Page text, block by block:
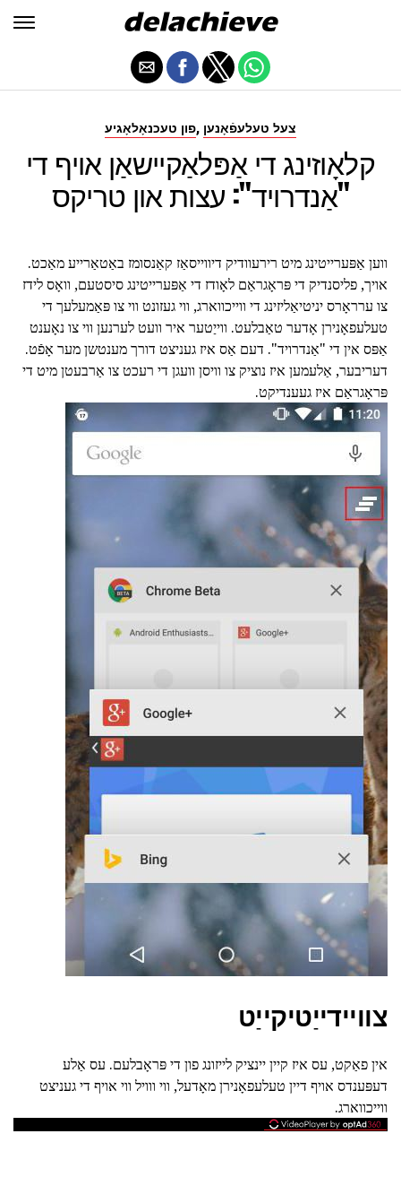
פון טעכנאָלאָגיע, צעל טעלעפֿאָנען
קלאָוזינג די אַפּלאַקיישאַן אויף די
"אַנדרויד": עצות און טריקס
ווען אַפּערייטינג מיט רירעוודיק דיווייסאַז קאַנסומז באַטאַרייע מאַכט.
אויך, פליסנדיק די פּראָגראַם לאָודז די אַפּערייטינג סיסטעם, וואָס לידז
צו ערראָרס יניטיאַליזינג די ווייכווארג, ווי געזונט ווי צו פּאַמעלעך די
טעלעפאָנירן אָדער טאַבלעט. ווייַטער איר וועט לערנען ווי צו נאָענט
אַפּס אין די "אַנדרויד". דעם אַס איז געניצט דורך מענטשן מער אָפֿט.
דעריבער, אַלעמען איז נוציק צו וויסן וועגן די רעכט צו אַרבעטן מיט די
פּראָגראַם איז געענדיקט.
צוויידייַטיקייַט
אין פאַקט, עס איז קיין יינציק לייזונג פון די פּראָבלעם. עס אַלע
דעפּענדס אויף דיין טעלעפאָנירן מאָדעל, ווי ווויל ווי אויף די געניצט
ווייכווארג.